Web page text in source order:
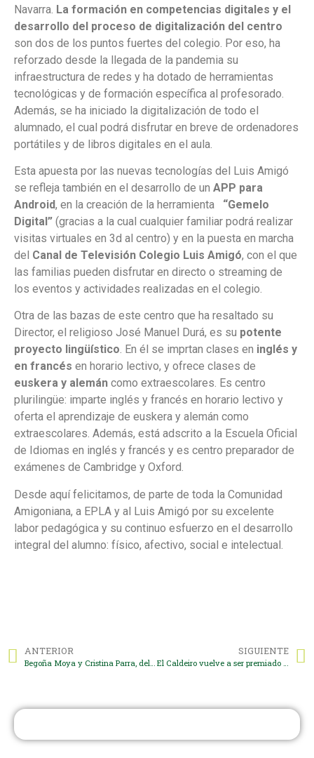
Navarra. La formación en competencias digitales y el
desarrollo del proceso de digitalización del centro
son dos de los puntos fuertes del colegio. Por eso, ha
reforzado desde la llegada de la pandemia su
infraestructura de redes y ha dotado de herramientas
tecnológicas y de formación específica al profesorado.
Además, se ha iniciado la digitalización de todo el
alumnado, el cual podrá disfrutar en breve de ordenadores
portátiles y de libros digitales en el aula.
Esta apuesta por las nuevas tecnologías del Luis Amigó
se refleja también en el desarrollo de un APP para
Android, en la creación de la herramienta
“Gemelo
Digital” (gracias a la cual cualquier familiar podrá realizar
visitas virtuales en 3d al centro) y en la puesta en marcha
del Canal de Televisión Colegio Luis Amigó, con el que
las familias pueden disfrutar en directo o streaming de
los eventos y actividades realizadas en el colegio.
Otra de las bazas de este centro que ha resaltado su
Director, el religioso José Manuel Durá, es su potente
proyecto lingüístico. En él se imprtan clases en inglés y
en francés en horario lectivo, y ofrece clases de
euskera y alemán como extraescolares. Es centro
plurilingüe: imparte inglés y francés en horario lectivo y
oferta el aprendizaje de euskera y alemán como
extraescolares. Además, está adscrito a la Escuela Oficial
de Idiomas en inglés y francés y es centro preparador de
exámenes de Cambridge y Oxford.
Desde aquí felicitamos, de parte de toda la Comunidad
Amigoniana, a EPLA y al Luis Amigó por su excelente
labor pedagógica y su continuo esfuerzo en el desarrollo
integral del alumno: físico, afectivo, social e intelectual.
ANTERIOR
Begoña Moya y Cristina Parra, del centro Nuestra Señora de los Dolores, han expuesto sus conocimientos sobre TEA en la ponencia “Tengo un niño TEA en mi aula”
SIGUIENTE
El Caldeiro vuelve a ser premiado con el sello de calidad eTwinning